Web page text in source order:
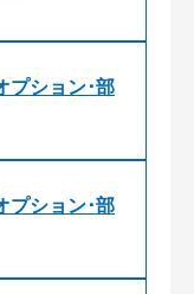
プション･部
プション･部